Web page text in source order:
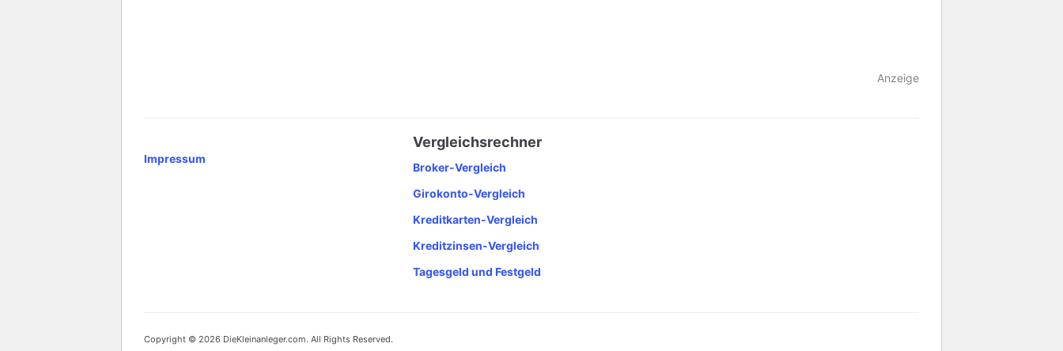
Anzeige
Impressum
Vergleichsrechner
Broker-Vergleich
Girokonto-Vergleich
Kreditkarten-Vergleich
Kreditzinsen-Vergleich
Tagesgeld und Festgeld
Copyright © 2026 DieKleinanleger.com. All Rights Reserved.